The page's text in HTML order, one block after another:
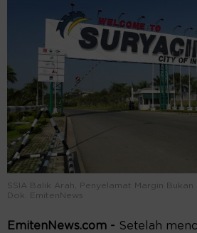
SSIA Balik Arah, Penyelamat Margin Bukan
Dok. EmitenNews
EmitenNews.com - Setelah